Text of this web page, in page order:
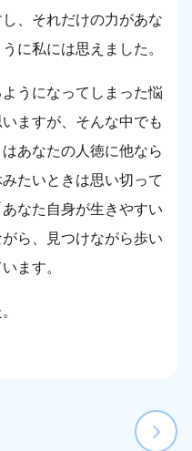
、それだけの力があな
に私には思えました。
うになってしまった悩
ますが、そんな中でも
あなたの人徳に他なら
たいときは思い切って
なた自身が生きやすい
ら、見つけながら歩い
ます。